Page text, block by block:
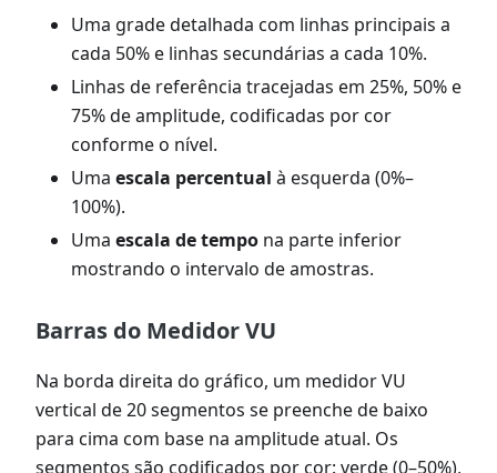
Uma grade detalhada com linhas principais a
cada 50% e linhas secundárias a cada 10%.
Linhas de referência tracejadas em 25%, 50% e
75% de amplitude, codificadas por cor
conforme o nível.
Uma escala percentual à esquerda (0%–
100%).
Uma escala de tempo na parte inferior
mostrando o intervalo de amostras.
Barras do Medidor VU
Na borda direita do gráfico, um medidor VU
vertical de 20 segmentos se preenche de baixo
para cima com base na amplitude atual. Os
segmentos são codificados por cor: verde (0–50%),